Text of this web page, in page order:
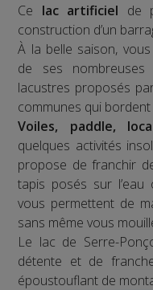
Ce lac artificiel de
construction d’un
À la belle saison,
de ses nombreuses
lacustres proposés
communes qui bordent
Voiles, paddle,
quelques activités
propose de franchir
tapis posés sur l’eau
vous permettent de
sans même vous
Le lac de Serre-
détente et de
époustouflant de